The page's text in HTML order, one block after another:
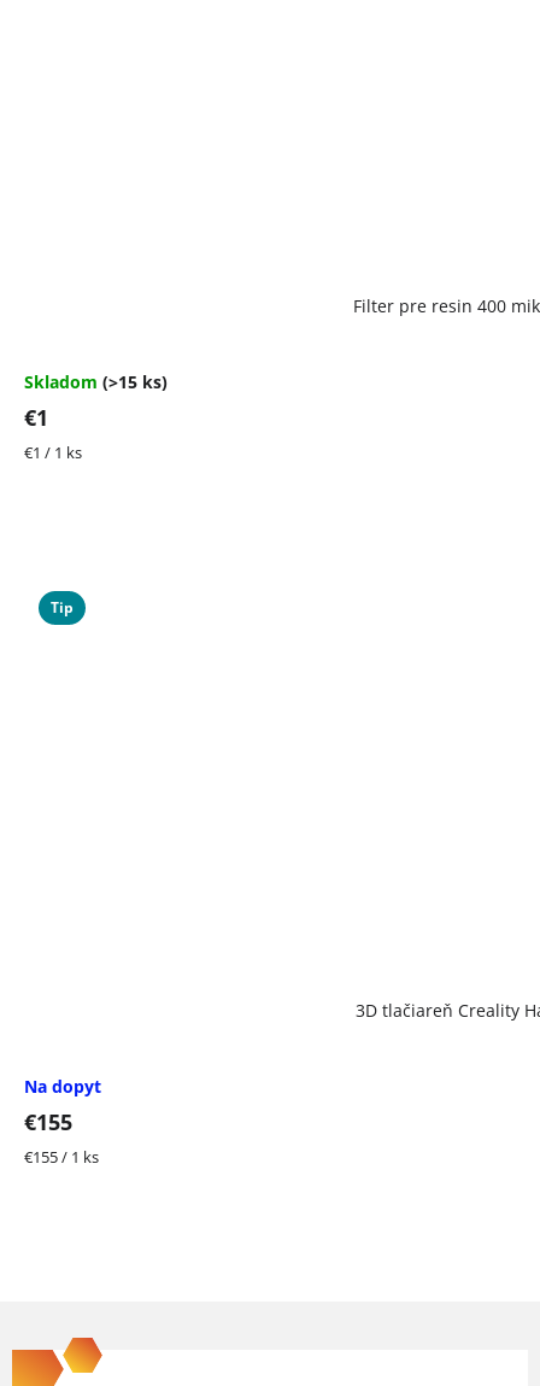
Filter pre resin 400
Skladom (>15 ks)
€1
Jednotková
€1 / 1 ks
Tip
3D tlačiareň Creality
Na dopyt
€155
Jednotková
€155 / 1 ks
á